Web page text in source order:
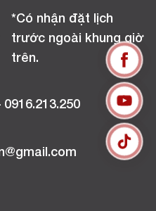
*Có nhận đặt lịch
trước ngoài khung giờ
trên.
0916.213.250